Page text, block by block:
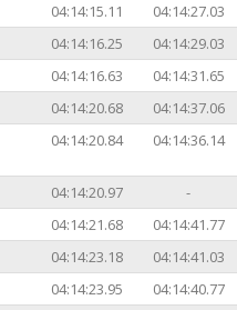
04:14:15.11
04:14:27.03
04:14:16.25
04:14:29.03
04:14:16.63
04:14:31.65
04:14:20.68
04:14:37.06
04:14:20.84 04:14:36.14
04:14:20.97
-
04:14:21.68
04:14:41.77
04:14:23.18
04:14:41.03
04:14:23.95
04:14:40.77